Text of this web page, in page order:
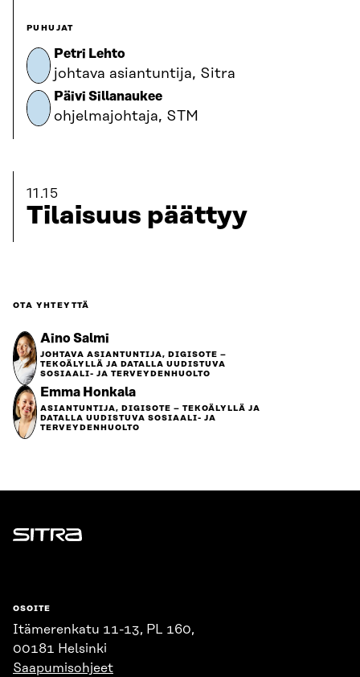
PUHUJAT
Petri Lehto
johtava asiantuntija, Sitra
Päivi Sillanaukee
ohjelmajohtaja, STM
11.15
Tilaisuus päättyy
OTA YHTEYTTÄ
Aino Salmi
JOHTAVA ASIANTUNTIJA, DIGISOTE –
TEKOÄLYLLÄ JA DATALLA UUDISTUVA
SOSIAALI- JA TERVEYDENHUOLTO
Emma Honkala
ASIANTUNTIJA, DIGISOTE – TEKOÄLYLLÄ JA
DATALLA UUDISTUVA SOSIAALI- JA
TERVEYDENHUOLTO
Sitra
OSOITE
Itämerenkatu 11-13, PL 160,
00181 Helsinki
Saapumisohjeet